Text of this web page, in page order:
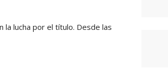
la lucha por el título. Desde las